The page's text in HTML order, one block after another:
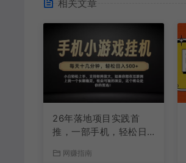
相关文章
26年落地项目实践首
推，一部手机，轻松日
网赚指南